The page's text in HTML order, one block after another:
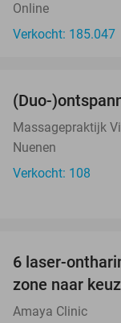
Online
Verkocht: 185.047
(Duo-
Massagepraktijk
Nuenen
Verkocht: 108
6 laser-
zone naar
Amaya Clinic